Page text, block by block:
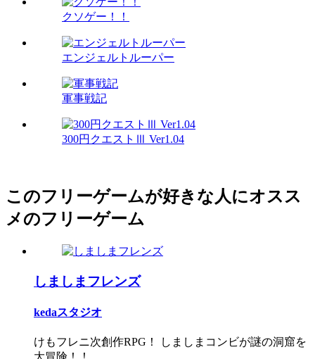
クソゲー！！
エンジェルトルーパー
軍事戦記
300円クエストⅢ Ver1.04
このフリーゲームが好きな人にオスス
メのフリーゲーム
しましまフレンズ
kedaスタジオ
けもフレニ次創作RPG！ しましまコンビが謎の洞窟を